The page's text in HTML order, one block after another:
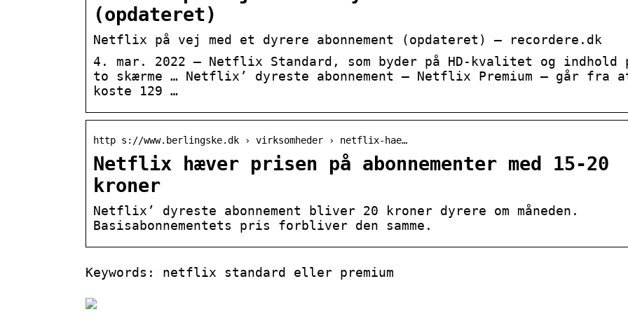
(opdateret)
Netflix på vej med et dyrere abonnement (opdateret) – recordere.dk
4. mar. 2022 — Netflix Standard, som byder på HD-kvalitet og indhold
to skærme … Netflix’ dyreste abonnement – Netflix Premium – går fra
koste 129 …
http s://www.berlingske.dk › virksomheder › netflix-hae…
Netflix hæver prisen på abonnementer med 15-20
kroner
Netflix’ dyreste abonnement bliver 20 kroner dyrere om måneden.
Basisabonnementets pris forbliver den samme.
Keywords: netflix standard eller premium